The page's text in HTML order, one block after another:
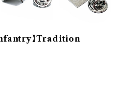
Infantry】Tradition